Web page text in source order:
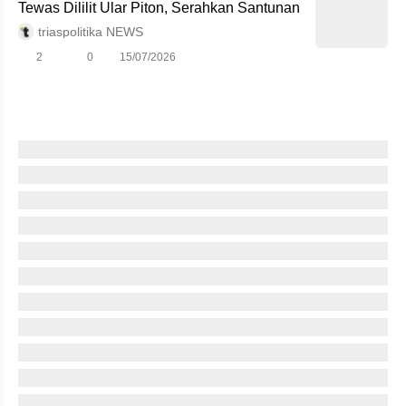
Tewas Dililit Ular Piton, Serahkan Santunan
triaspolitika NEWS
2 0 15/07/2026